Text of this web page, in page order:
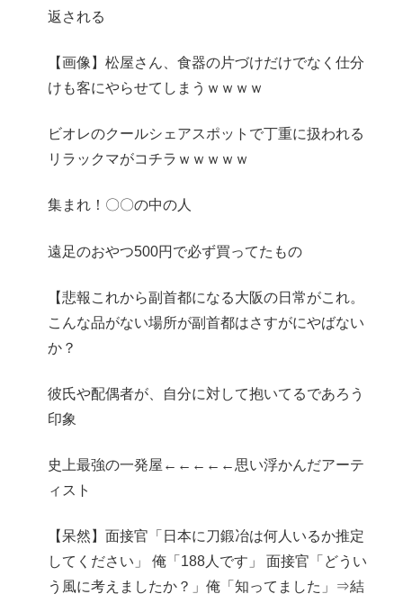
返される
【画像】松屋さん、食器の片づけだけでなく仕分
けも客にやらせてしまうｗｗｗｗ
ビオレのクールシェアスポットで丁重に扱われる
リラックマがコチラｗｗｗｗｗ
集まれ！〇〇の中の人
遠足のおやつ500円で必ず買ってたもの
【悲報これから副首都になる大阪の日常がこれ。
こんな品がない場所が副首都はさすがにやばない
か？
彼氏や配偶者が、自分に対して抱いてるであろう
印象
史上最強の一発屋←←←←←思い浮かんだアーテ
ィスト
【呆然】面接官「日本に刀鍛冶は何人いるか推定
してください」 俺「188人です」 面接官「どうい
う風に考えましたか？」俺「知ってました」⇒結